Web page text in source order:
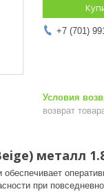
+7 (701)
возврат
металл
при